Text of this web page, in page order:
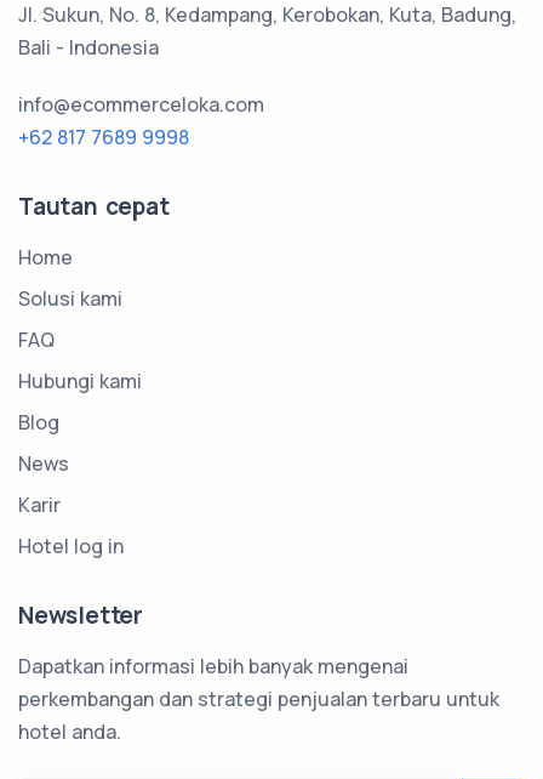
Jl. Sukun, No. 8, Kedampang, Kerobokan, Kuta, Badung,
Bali - Indonesia
info@ecommerceloka.com
+62 817 7689 9998
Tautan cepat
Home
Solusi kami
FAQ
Hubungi kami
Blog
News
Karir
Hotel log in
Newsletter
Dapatkan informasi lebih banyak mengenai
perkembangan dan strategi penjualan terbaru untuk
hotel anda.